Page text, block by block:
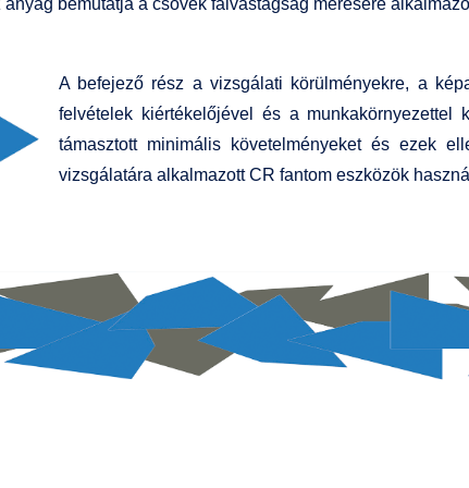
anyag bemutatja a csövek falvastagság mérésére
A befejező rész a vizsgálati körülményekre, a
felvételek kiértékelőjével és a munkakörnyezettel
támasztott minimális követelményeket és ezek
vizsgálatára alkalmazott CR fantom eszközök